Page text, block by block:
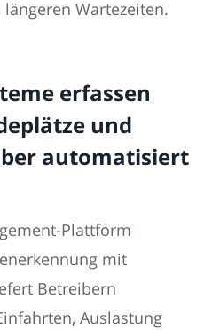
Wartezeiten.
erfassen
und
automatisiert
Plattform
mit
Betreibern
Auslastung